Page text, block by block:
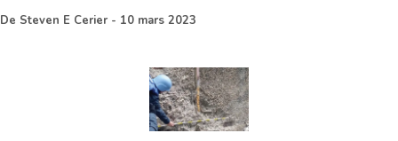
De Steven E Cerier - 10 mars 2023